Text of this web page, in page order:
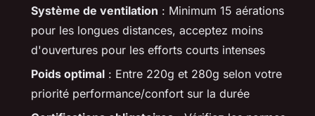
Système de ventilation : Minimum 15 aérations
pour les longues distances, acceptez moins
d'ouvertures pour les efforts courts intenses
Poids optimal : Entre 220g et 280g selon votre
priorité performance/confort sur la durée